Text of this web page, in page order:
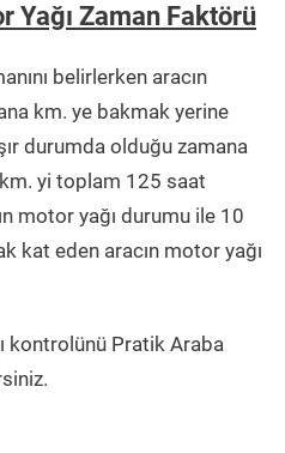
Yağı Zaman Faktörü
belirlerken aracın
km. ye bakmak yerine
durumda olduğu zamana
yi toplam 125 saat
motor yağı durumu ile 10
kat eden aracın motor yağı
kontrolünü Pratik Araba